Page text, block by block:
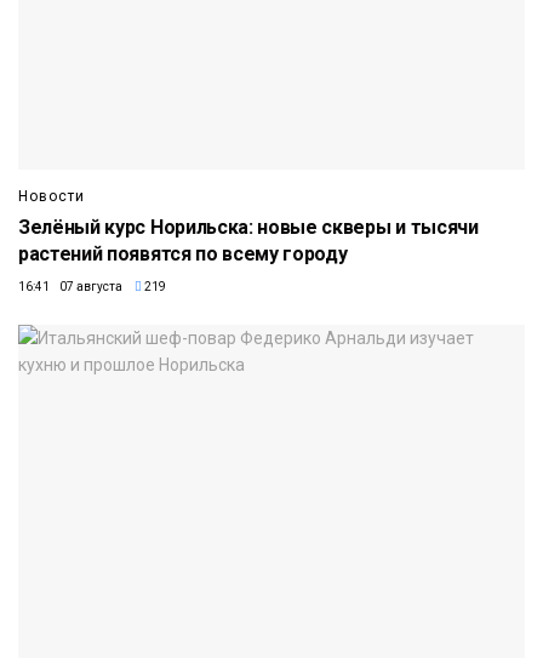
Новости
Зелёный курс Норильска: новые скверы и тысячи
растений появятся по всему городу
16:41 07 августа 219